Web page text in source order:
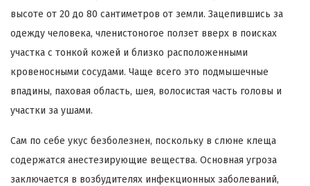
высоте от 20 до 80 сантиметров от земли. Зацепившись за
одежду человека, членистоногое ползет вверх в поисках
участка с тонкой кожей и близко расположенными
кровеносными сосудами. Чаще всего это подмышечные
впадины, паховая область, шея, волосистая часть головы и
участки за ушами.
Сам по себе укус безболезнен, поскольку в слюне клеща
содержатся анестезирующие вещества. Основная угроза
заключается в возбудителях инфекционных заболеваний,